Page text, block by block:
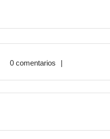
0 comentarios |